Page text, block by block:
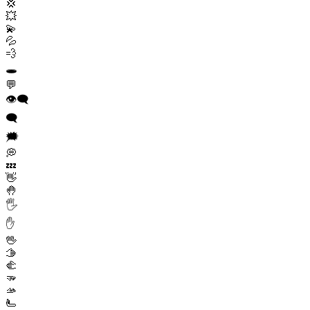
💢
💥
💫
💦
💨
🕳️
💬
👁️‍🗨️
🗨️
🗯️
💭
💤
👋
🤚
🖐️
✋
🖖
🫱
🫲
🫳
🫴
🫷